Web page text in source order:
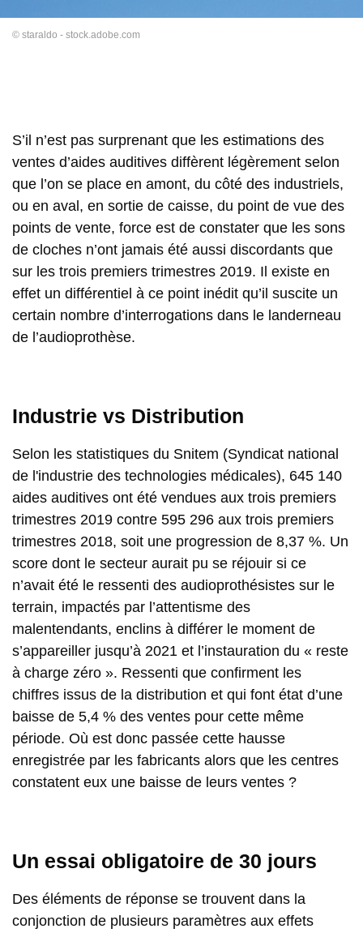
© staraldo - stock.adobe.com
S’il n’est pas surprenant que les estimations des
ventes d’aides auditives diffèrent légèrement selon
que l’on se place en amont, du côté des industriels,
ou en aval, en sortie de caisse, du point de vue des
points de vente, force est de constater que les sons
de cloches n’ont jamais été aussi discordants que
sur les trois premiers trimestres 2019. Il existe en
effet un différentiel à ce point inédit qu’il suscite un
certain nombre d’interrogations dans le landerneau
de l’audioprothèse.
Industrie vs Distribution
Selon les statistiques du Snitem (Syndicat national
de l'industrie des technologies médicales), 645 140
aides auditives ont été vendues aux trois premiers
trimestres 2019 contre 595 296 aux trois premiers
trimestres 2018, soit une progression de 8,37 %. Un
score dont le secteur aurait pu se réjouir si ce
n’avait été le ressenti des audioprothésistes sur le
terrain, impactés par l’attentisme des
malentendants, enclins à différer le moment de
s’appareiller jusqu’à 2021 et l’instauration du « reste
à charge zéro ». Ressenti que confirment les
chiffres issus de la distribution et qui font état d’une
baisse de 5,4 % des ventes pour cette même
période. Où est donc passée cette hausse
enregistrée par les fabricants alors que les centres
constatent eux une baisse de leurs ventes ?
Un essai obligatoire de 30 jours
Des éléments de réponse se trouvent dans la
conjonction de plusieurs paramètres aux effets